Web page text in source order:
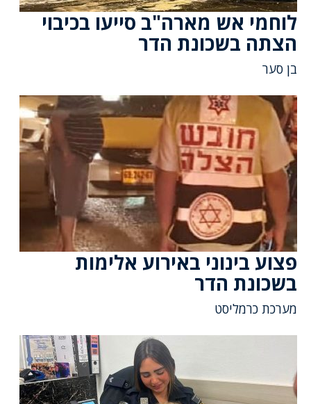
לוחמי אש מארה"ב סייעו בכיבוי
הצתה בשכונת הדר
בן סער
פצוע בינוני באירוע אלימות
בשכונת הדר
מערכת כרמליסט